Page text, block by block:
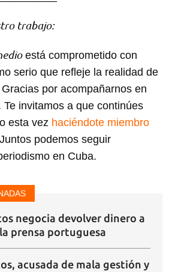
como favorito, primero has de
cuenta de 14ymedio.
SESIÓN CANCELAR
trabajo:
está comprometido con
serio que refleje la realidad de
por acompañarnos en
invitamos a que continúes
esta vez haciéndote miembro
podemos seguir
en Cuba.
negocia devolver dinero a
prensa portuguesa
acusada de mala gestión y